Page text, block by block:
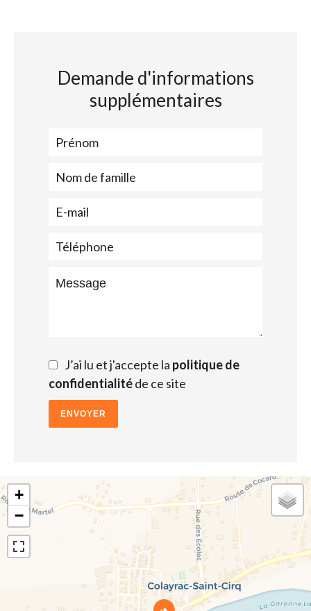
Demande d'informations
supplémentaires
J’ai lu et j'accepte la politique de
confidentialitéde ce site
ENVOYER
+
−